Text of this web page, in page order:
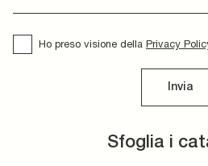
Sfoglia i
Ho preso visione della Privacy
Invia